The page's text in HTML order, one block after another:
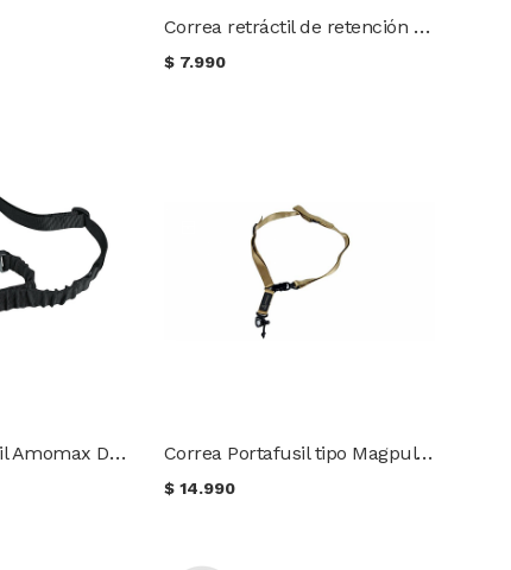
Correa retráctil de retención para pistola
$ 7.990
Correa porta fusil Amomax De una punta con gancho Mash AM-SS03 Correa Portafusil tipo Magpul MS2 2 puntas
$ 14.990